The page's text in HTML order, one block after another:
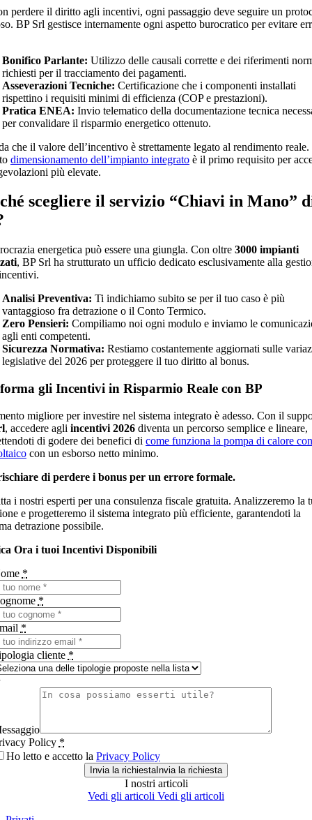
perdere il diritto agli incentivi, ogni passaggio deve seguire un
BP Srl gestisce internamente ogni aspetto burocratico per evitare
Bonifico Parlante: Utilizzo delle causali corrette e dei riferimenti
richiesti per il tracciamento dei pagamenti.
Asseverazioni Tecniche: Certificazione che i componenti installati
rispettino i requisiti minimi di efficienza (COP e prestazioni).
Pratica ENEA: Invio telematico della documentazione tecnica
per convalidare il risparmio energetico ottenuto.
che il valore dell’incentivo è strettamente legato al rendimento
dimensionamento dell’impianto integrato è il primo requisito per
più elevate.
scegliere il servizio “Chiavi in Mano”
energetica può essere una giungla. Con oltre 3000 impianti
, BP Srl ha strutturato un ufficio dedicato esclusivamente alla
Analisi Preventiva: Ti indichiamo subito se per il tuo caso è più
vantaggioso fra detrazione o il Conto Termico.
Zero Pensieri: Compiliamo noi ogni modulo e inviamo le
agli enti competenti.
Sicurezza Normativa: Restiamo costantemente aggiornati sulle
legislative del 2026 per proteggere il tuo diritto al bonus.
gli Incentivi in Risparmio Reale con BP
migliore per investire nel sistema integrato è adesso. Con il
, accedere agli incentivi 2026 diventa un percorso semplice e lineare,
di godere dei benefici di come funziona la pompa di calore
con un esborso netto minimo.
di perdere i bonus per un errore formale.
i nostri esperti per una consulenza fiscale gratuita. Analizzeremo la
e progetteremo il sistema integrato più efficiente, garantendoti la
detrazione possibile.
Ora i tuoi Incentivi Disponibili
*
*
*
cliente *
Policy *
Ho letto e accetto la Privacy Policy
Invia la richiesta Invia la richiesta
I nostri articoli
Vedi gli articoli Vedi gli articoli